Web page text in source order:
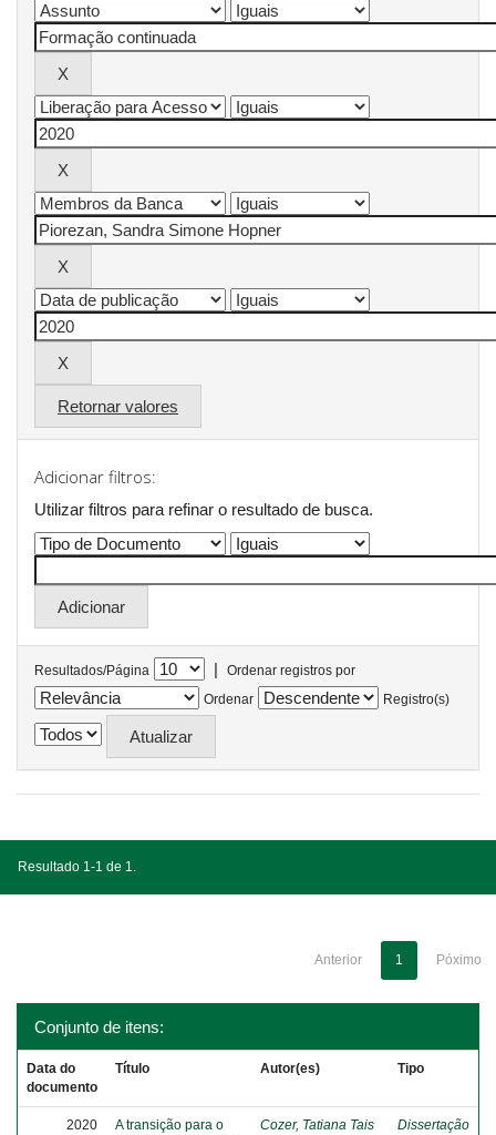
Retornar valores
Adicionar filtros:
Utilizar filtros para refinar o resultado de busca.
Resultados/Página |
Ordenar registros por
Ordenar
Registro(s)
Resultado 1-1 de 1.
Anterior 1 Póximo
Conjunto de itens:
Data do
documento
Título Autor(es) Tipo
2020
A transição para o
Cozer, Tatiana Tais Dissertação